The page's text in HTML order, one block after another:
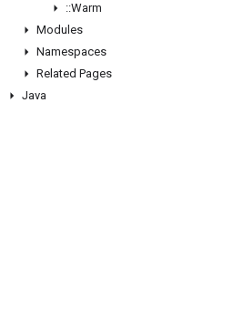
::Warm
Modules
Namespaces
Related Pages
Java